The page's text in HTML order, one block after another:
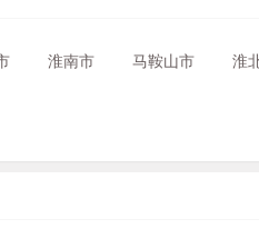
淮南市 马鞍山市 淮